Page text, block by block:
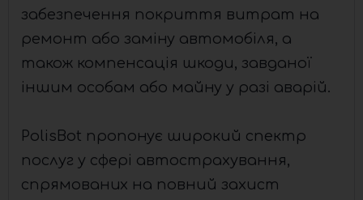
забезпечення покриття витрат на
ремонт або заміну автомобіля, а
також компенсація шкоди, завданої
іншим особам або майну у разі аварій.
PolisBot пропонує широкий спектр
послуг у сфері автострахування,
спрямованих на повний захист